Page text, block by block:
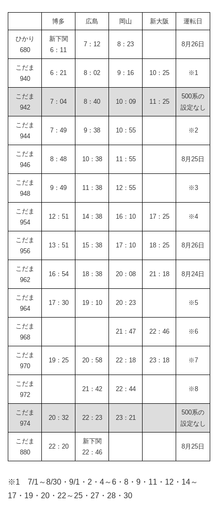
博多 広島 岡山 新大阪 運転日
ひかり
680
新下関
6：11
7：12 8：23 8月26日
こだま
940
6：21 8：02 9：16 10：25 ※1
こだま
942
7：04 8：40 10：09 11：25
500系の
設定なし
こだま
944
7：49 9：38 10：55 ※2
こだま
946
8：48 10：38 11：55 8月25日
こだま
948
9：49 11：38 12：55 ※3
こだま
954
12：51 14：38 16：10 17：25 ※4
こだま
956
13：51 15：38 17：10 18：25 8月26日
こだま
962
16：54 18：38 20：08 21：18 8月24日
こだま
964
17：30 19：10 20：23 ※5
こだま
968
21：47 22：46 ※6
こだま
970
19：25 20：58 22：18 23：18 ※7
こだま
972
21：42 22：44 ※8
こだま
974
20：32 22：23 23：21
500系の
設定なし
こだま
880
22：20
新下関
22：46
8月25日
※1 7/1～8/30・9/1・2・4～6・8・9・11・12・14～
17・19・20・22～25・27・28・30